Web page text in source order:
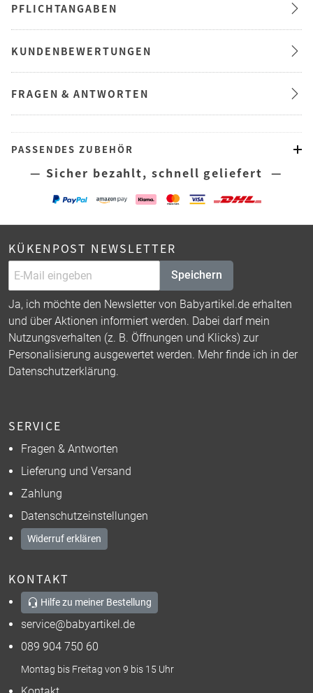
PFLICHTANGABEN
KUNDENBEWERTUNGEN
FRAGEN & ANTWORTEN
PASSENDES ZUBEHÖR
— Sicher bezahlt, schnell geliefert —
KÜKENPOST NEWSLETTER
Speichern
Ja, ich möchte den Newsletter von Babyartikel.de erhalten
und über Aktionen informiert werden. Dabei darf mein
Nutzungsverhalten (z. B. Öffnungen und Klicks) zur
Personalisierung ausgewertet werden. Mehr finde ich in der
Datenschutzerklärung.
SERVICE
Fragen & Antworten
Lieferung und Versand
Zahlung
Datenschutzeinstellungen
Widerruf erklären
KONTAKT
Hilfe zu meiner Bestellung
service@babyartikel.de
089 904 750 60
Montag bis Freitag von 9 bis 15 Uhr